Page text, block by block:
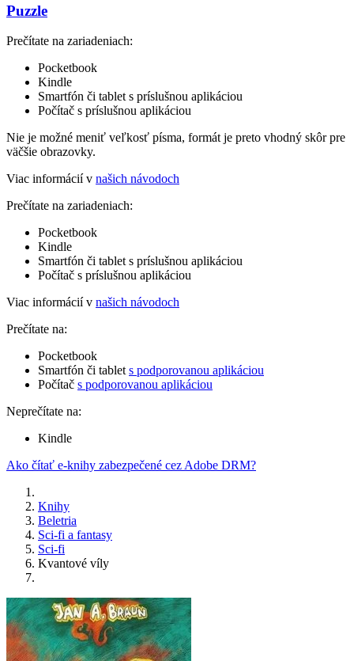
Puzzle
Prečítate na zariadeniach:
Pocketbook
Kindle
Smartfón či tablet s príslušnou aplikáciou
Počítač s príslušnou aplikáciou
Nie je možné meniť veľkosť písma, formát je preto vhodný skôr pre
väčšie obrazovky.
Viac informácií v našich návodoch
Prečítate na zariadeniach:
Pocketbook
Kindle
Smartfón či tablet s príslušnou aplikáciou
Počítač s príslušnou aplikáciou
Viac informácií v našich návodoch
Prečítate na:
Pocketbook
Smartfón či tablet s podporovanou aplikáciou
Počítač s podporovanou aplikáciou
Neprečítate na:
Kindle
Ako čítať e-knihy zabezpečené cez Adobe DRM?
Knihy
Beletria
Sci-fi a fantasy
Sci-fi
Kvantové víly